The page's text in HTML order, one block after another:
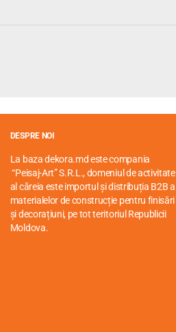
DESPRE NOI
La baza dekora.md este compania
“Peisaj-Art” S.R.L., domeniul de activitate
al căreia este importul și distribuția B2B a
materialelor de construcție pentru finisări
și decorațiuni, pe tot teritoriul Republicii
Moldova.